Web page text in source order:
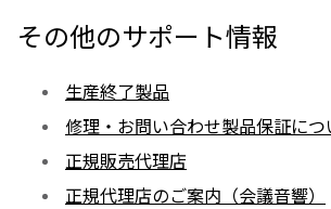
その他のサポート情報
生産終了製品
修理・お問い合わせ製品保証につ
正規販売代理店
正規代理店のご案内（会議音響）